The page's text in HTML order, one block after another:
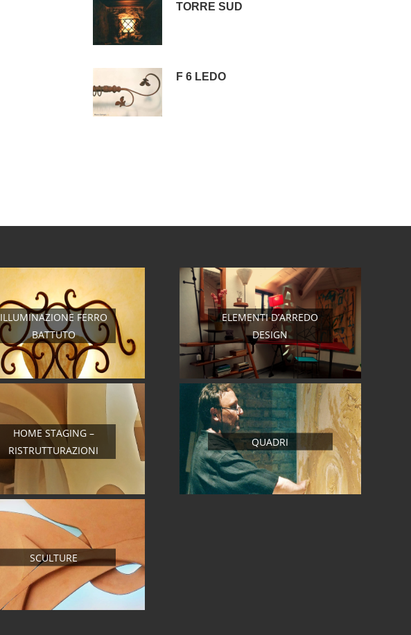
TORRE SUD
F 6 LEDO
ILLUMINAZIONE FERRO
BATTUTO
HOME STAGING –
RISTRUTTURAZIONI
SCULTURE
ELEMENTI D’ARREDO
DESIGN
QUADRI